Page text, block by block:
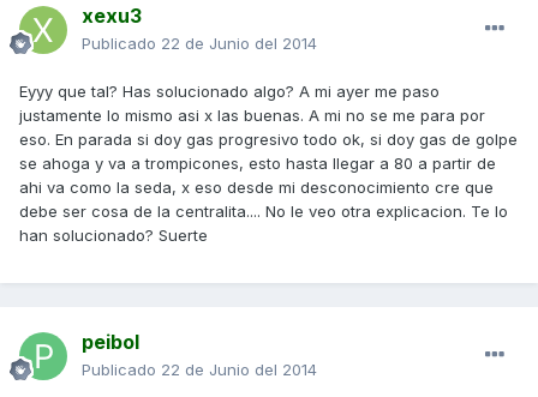
xexu3
Publicado 22 de Junio del 2014
Eyyy que tal? Has solucionado algo? A mi ayer me paso
justamente lo mismo asi x las buenas. A mi no se me para por
eso. En parada si doy gas progresivo todo ok, si doy gas de golpe
se ahoga y va a trompicones, esto hasta llegar a 80 a partir de
ahi va como la seda, x eso desde mi desconocimiento cre que
debe ser cosa de la centralita.... No le veo otra explicacion. Te lo
han solucionado? Suerte
peibol
Publicado 22 de Junio del 2014